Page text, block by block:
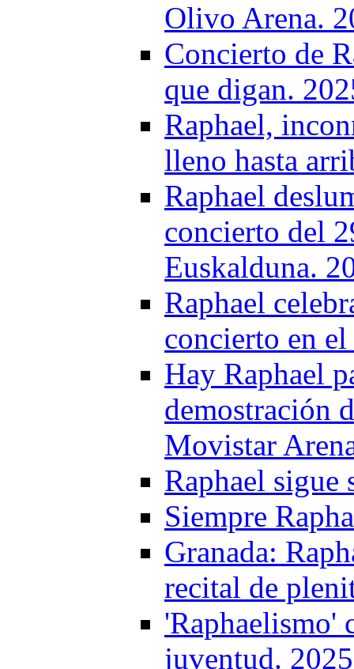
Olivo Arena.
Concierto de
que digan.
Raphael,
lleno hasta
Raphael
concierto del
Euskalduna.
Raphael
concierto en
Hay Raphael
demostración
Movistar
Raphael sigue
Siempre
Granada:
recital de
'Raphaelismo'
juventud. 2025